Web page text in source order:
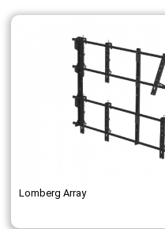
Lomberg Array